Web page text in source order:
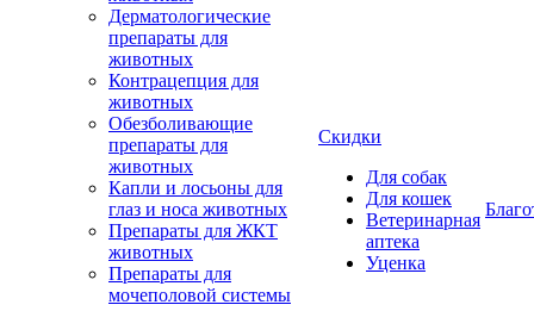
Дерматологические
препараты для
животных
Контрацепция для
животных
Обезболивающие
препараты для
животных
Капли и лосьоны для
глаз и носа животных
Препараты для ЖКТ
животных
Препараты для
мочеполовой системы
Скидки
Для собак
Для кошек
Ветеринарная
аптека
Уценка